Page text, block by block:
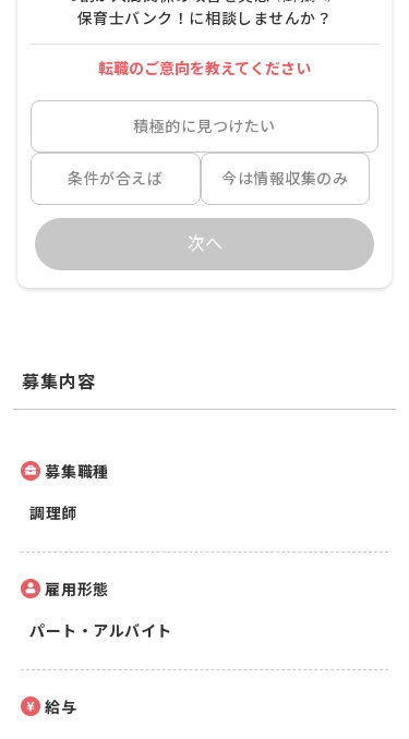
保育士バンク！に相談しませんか？
転職のご意向を教えてください
積極的に見つけたい
条件が合えば 今は情報収集のみ
次へ
募集内容
募集職種
調理師
雇用形態
パート・アルバイト
給与